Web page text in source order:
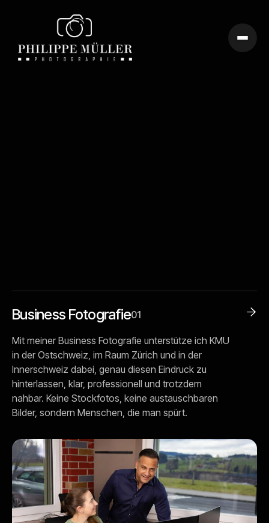
Business Fotografie01
Mit meiner Business Fotografie unterstütze ich KMU
in der Ostschweiz, im Raum Zürich und in der
Innerschweiz dabei, genau diesen Eindruck zu
hinterlassen, klar, professionell und trotzdem
nahbar. Keine Stockfotos, keine austauschbaren
Bilder, sondern Menschen, die man spürt.
